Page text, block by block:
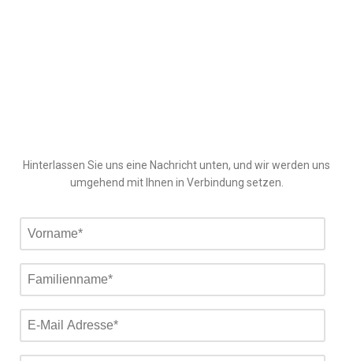
Hinterlassen Sie uns eine Nachricht unten, und wir werden uns
umgehend mit Ihnen in Verbindung setzen.